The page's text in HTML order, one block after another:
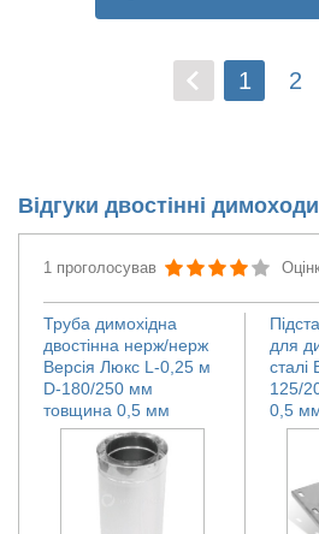
1 2
Відгуки двостінні
1 проголосував
Труба димохідна
двостінна нерж/нерж
Версія Люкс L-0,25 м
D-180/250 мм
товщина 0,5 мм
для
сталі
125/
0,5